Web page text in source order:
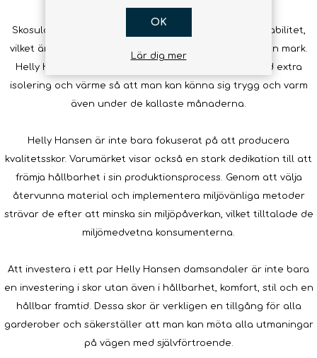
Skosulorna är designade för att ge bra grepp och stabilitet,
vilket är avgörande när man rör sig på hala eller ojämn mark.
Helly Hansen erbjuder även ett antal vinterskor med extra
isolering och värme så att man kan känna sig trygg och varm
även under de kallaste månaderna.
Helly Hansen är inte bara fokuserat på att producera
kvalitetsskor. Varumärket visar också en stark dedikation till att
främja hållbarhet i sin produktionsprocess. Genom att välja
återvunna material och implementera miljövänliga metoder
strävar de efter att minska sin miljöpåverkan, vilket tilltalade de
miljömedvetna konsumenterna.
Att investera i ett par Helly Hansen damsandaler är inte bara
en investering i skor utan även i hållbarhet, komfort, stil och en
hållbar framtid. Dessa skor är verkligen en tillgång för alla
garderober och säkerställer att man kan möta alla utmaningar
på vägen med självförtroende.
OK
Lär dig mer